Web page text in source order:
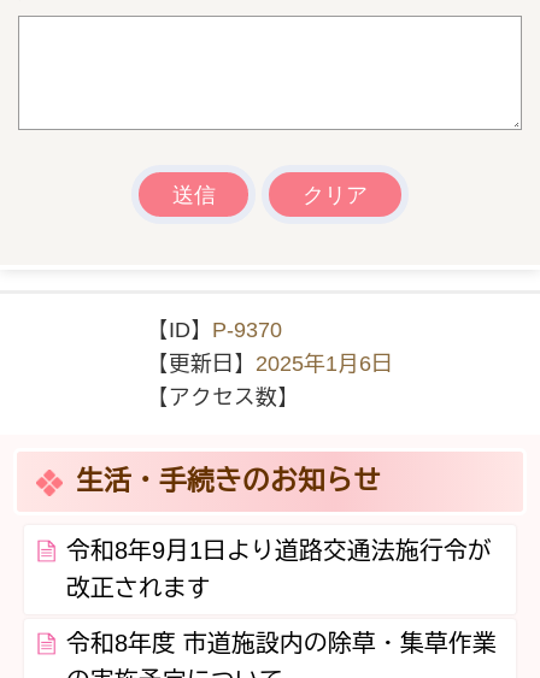
【ID】 P-9370
【更新日】 2025年1月6日
【アクセス数】
生活・手続きのお知らせ
令和8年9月1日より道路交通法施行令が
改正されます
令和8年度 市道施設内の除草・集草作業